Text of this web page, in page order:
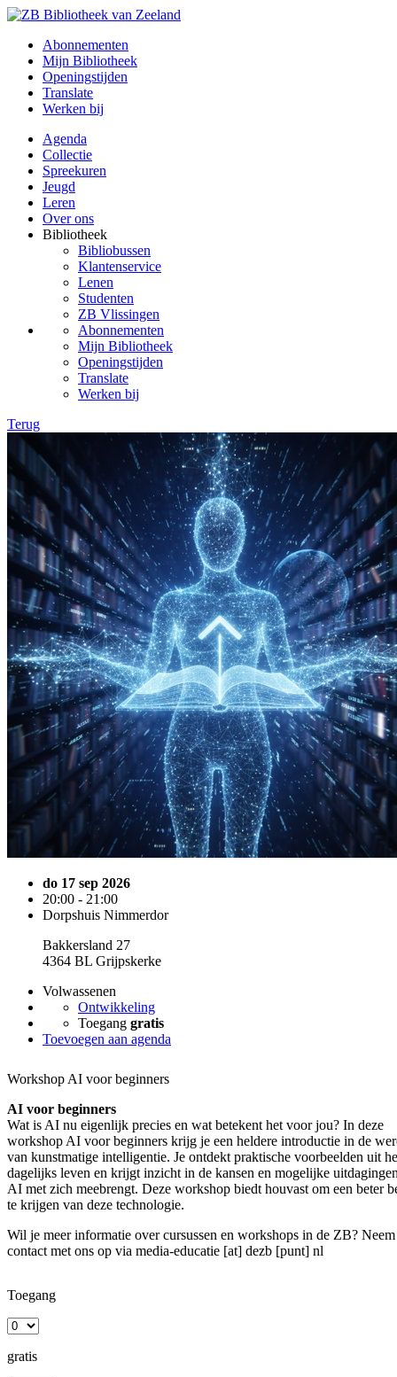
Abonnementen
Mijn Bibliotheek
Openingstijden
Translate
Werken bij
Agenda
Collectie
Spreekuren
Jeugd
Leren
Over ons
Bibliotheek
Bibliobussen
Klantenservice
Lenen
Studenten
ZB Vlissingen
Abonnementen
Mijn Bibliotheek
Openingstijden
Translate
Werken bij
Terug
do 17 sep 2026
20:00 - 21:00
Dorpshuis Nimmerdor
Bakkersland 27
4364 BL Grijpskerke
Volwassenen
Ontwikkeling
Toegang gratis
Toevoegen aan agenda
Workshop AI voor beginners
AI voor beginners
Wat is AI nu eigenlijk precies en wat betekent het voor jou? In deze
workshop AI voor beginners krijg je een heldere introductie in de
van kunstmatige intelligentie. Je ontdekt praktische voorbeelden uit
dagelijks leven en krijgt inzicht in de kansen en mogelijke
AI met zich meebrengt. Deze workshop biedt houvast om een beter
te krijgen van deze technologie.
Wil je meer informatie over cursussen en workshops in de ZB? Neem
contact met ons op via media-educatie [at] dezb [punt] nl
Toegang
gratis